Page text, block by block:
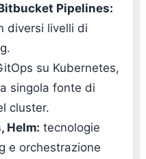
Pipelines:
diversi livelli di
su Kubernetes,
singola fonte di
cluster.
Helm: tecnologie
e orchestrazione